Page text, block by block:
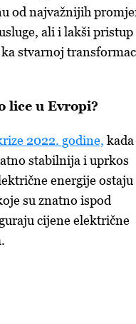
od najvažnijih
ali i lakši pristup
stvarnoj
lice u Evropi?
2022. godine, kada
stabilnija i uprkos
energije ostaju
su znatno ispod
cijene električne